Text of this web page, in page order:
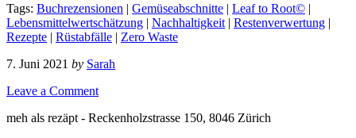
Tags: Buchrezensionen | Gemüseabschnitte | Leaf to Root© |
Lebensmittelwertschätzung | Nachhaltigkeit | Restenverwertung |
Rezepte | Rüstabfälle | Zero Waste
7. Juni 2021 by Sarah
Leave a Comment
meh als rezäpt - Reckenholzstrasse 150, 8046 Zürich